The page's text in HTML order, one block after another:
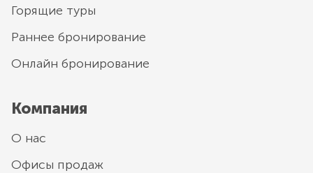
Горящие туры
Раннее бронирование
Онлайн бронирование
Компания
О нас
Офисы продаж